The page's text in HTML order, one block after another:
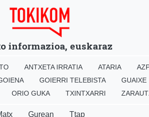
informazioa, euskaraz
ANTXETA IRRATIA ATARIA
GOIERRI TELEBISTA
GUAIXE
ORIO GUKA TXINTXARRI
Gurean Ttap